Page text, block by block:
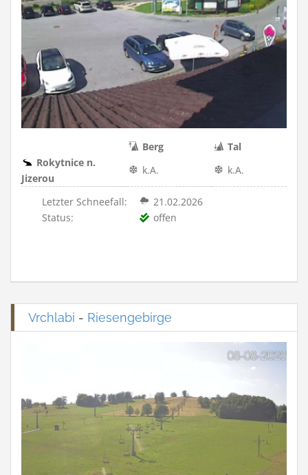
Berg
Tal
Rokytnice n.
Jizerou
k.A. k.A.
Letzter Schneefall:
21.02.2026
Status:
offen
Vrchlabi - Riesengebirge